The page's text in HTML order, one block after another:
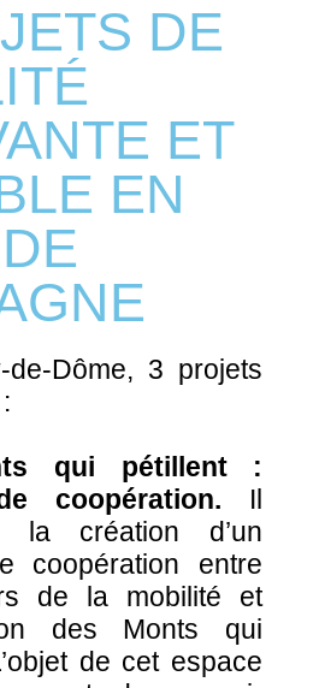
DE
ET
EN
Dôme, 3 projets
qui pétillent :
coopération. Il
la création d’un
coopération entre
de la mobilité et
des Monts qui
de cet espace